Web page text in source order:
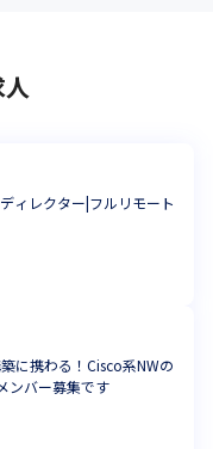
ィレクター|フルリモート
に携わる！Cisco系NWの
ンバー募集です